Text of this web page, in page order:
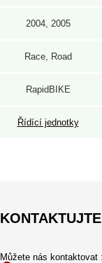
2004, 2005
Race, Road
RapidBIKE
Řídící jednotky
Můžete nás kontaktovat